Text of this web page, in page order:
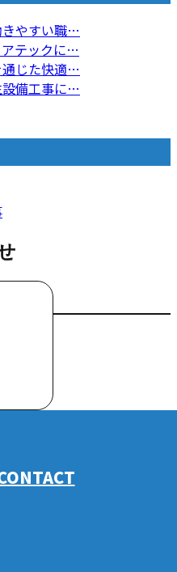
やすい職…
テックに…
じた快適…
備工事に…